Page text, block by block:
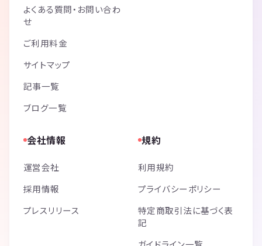
よくある質問・お問い合わ
せ
ご利用料金
サイトマップ
記事一覧
ブログ一覧
会社情報
運営会社
採用情報
プレスリリース
規約
利用規約
プライバシーポリシー
特定商取引法に基づく表
記